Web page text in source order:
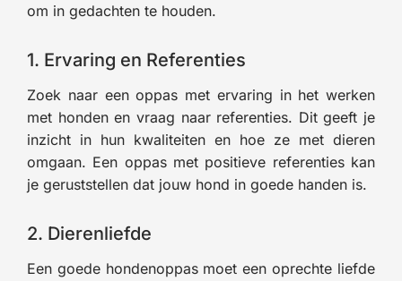
om in gedachten te houden.
1. Ervaring en Referenties
Zoek naar een oppas met ervaring in het werken
met honden en vraag naar referenties. Dit geeft je
inzicht in hun kwaliteiten en hoe ze met dieren
omgaan. Een oppas met positieve referenties kan
je geruststellen dat jouw hond in goede handen is.
2. Dierenliefde
Een goede hondenoppas moet een oprechte liefde